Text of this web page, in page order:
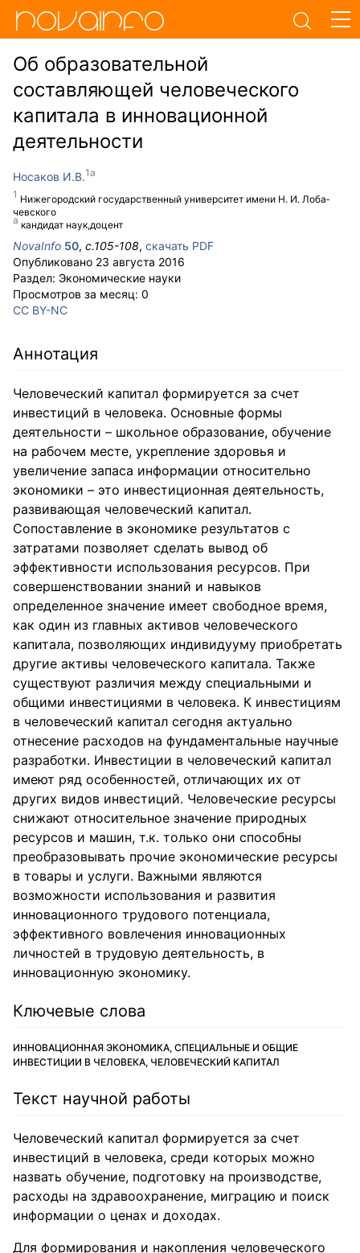
Об образовательной
составляющей человеческого
капитала в инновационной
деятельности
Носаков И.В.
Ни­же­го­родс­кий го­су­дарст­вен­ный уни­вер­си­тет име­ни Н. И. Ло­ба­
чевс­ко­го
кандидат наук,доцент
NovaInfo 50, с.105-108, скачать PDF
Опубликовано 23 августа 2016
Раздел: Экономические науки
Просмотров за месяц: 0
CC BY-NC
Аннотация
Человеческий капитал формируется за счет
инвестиций в человека. Основные формы
деятельности – школьное образование, обучение
на рабочем месте, укрепление здоровья и
увеличение запаса информации относительно
экономики – это инвестиционная деятельность,
развивающая человеческий капитал.
Сопоставление в экономике результатов с
затратами позволяет сделать вывод об
эффективности использования ресурсов. При
совершенствовании знаний и навыков
определенное значение имеет свободное время,
как один из главных активов человеческого
капитала, позволяющих индивидууму приобретать
другие активы человеческого капитала. Также
существуют различия между специальными и
общими инвестициями в человека. К инвестициям
в человеческий капитал сегодня актуально
отнесение расходов на фундаментальные научные
разработки. Инвестиции в человеческий капитал
имеют ряд особенностей, отличающих их от
других видов инвестиций. Человеческие ресурсы
снижают относительное значение природных
ресурсов и машин, т.к. только они способны
преобразовывать прочие экономические ресурсы
в товары и услуги. Важными являются
возможности использования и развития
инновационного трудового потенциала,
эффективного вовлечения инновационных
личностей в трудовую деятельность, в
инновационную экономику.
Ключевые слова
ИННОВАЦИОННАЯ ЭКОНОМИКА, СПЕЦИАЛЬНЫЕ И ОБЩИЕ
ИНВЕСТИЦИИ В ЧЕЛОВЕКА, ЧЕЛОВЕЧЕСКИЙ КАПИТАЛ
Текст научной работы
Человеческий капитал формируется за счет
инвестиций в человека, среди которых можно
назвать обучение, подготовку на производстве,
расходы на здравоохранение, миграцию и поиск
информации о ценах и доходах.
Для формирования и накопления человеческого